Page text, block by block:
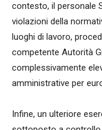
contesto, il personale
violazioni della
luoghi di lavoro,
competente Autorità
complessivamente
amministrative per
Infine, un ulteriore